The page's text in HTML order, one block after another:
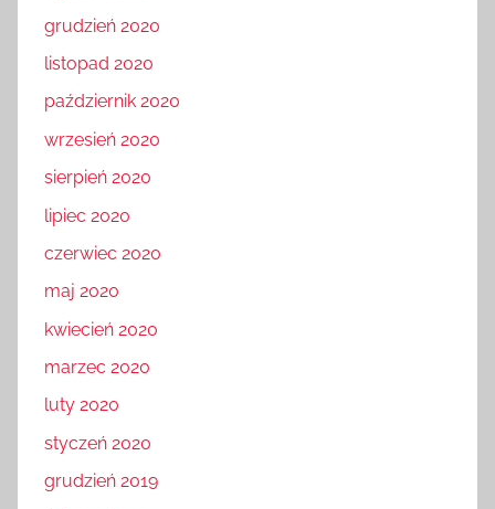
grudzień 2020
listopad 2020
październik 2020
wrzesień 2020
sierpień 2020
lipiec 2020
czerwiec 2020
maj 2020
kwiecień 2020
marzec 2020
luty 2020
styczeń 2020
grudzień 2019